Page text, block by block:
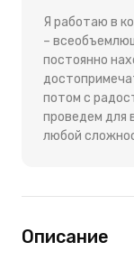
Я работаю в
–
постоянно
потом с
проведем для
любой
Описание